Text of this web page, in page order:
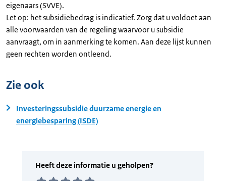
eigenaars (SVVE).
Let op: het subsidiebedrag is indicatief. Zorg dat u voldoet aan
alle voorwaarden van de regeling waarvoor u subsidie
aanvraagt, om in aanmerking te komen. Aan deze lijst kunnen
geen rechten worden ontleend.
Zie ook
Investeringssubsidie duurzame energie en
energiebesparing (ISDE)